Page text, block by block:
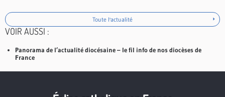
Toute l'actualité
VOIR AUSSI :
Panorama de l’actualité diocésaine – le fil info de nos diocèses de
France